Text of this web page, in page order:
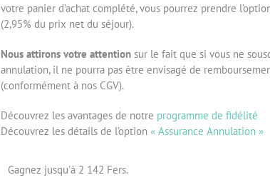
votre panier d’achat complété, vous pourrez prendre
(2,95% du prix net du séjour).
Nous attirons votre attention sur le fait que si vous ne
annulation, il ne pourra pas être envisagé de
(conformément à nos CGV).
Découvrez les avantages de notre programme de fidélité
Découvrez les détails de l’option « Assurance Annulation »
Gagnez jusqu'à 2 142 Fers.